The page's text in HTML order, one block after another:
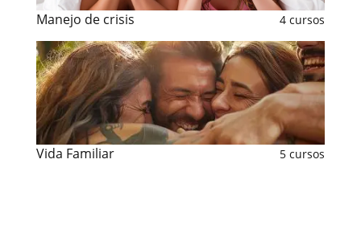
Manejo de crisis 4 cursos
Vida Familiar 5 cursos